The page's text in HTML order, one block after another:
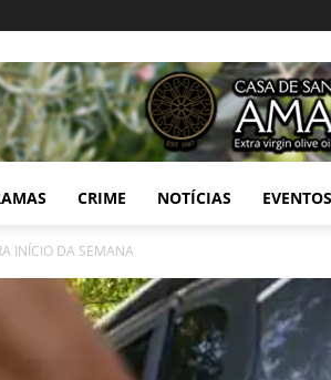
CRIME NOTÍCIAS EVENTOS
INÍCIO DA SEMANA